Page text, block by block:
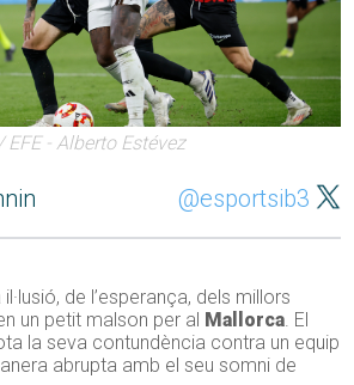
- Alberto Estévez
@esportsib3
il·lusió, de l’esperança, dels millors
un petit malson per al Mallorca. El
la seva contundència contra un equip
abrupta amb el seu somni de